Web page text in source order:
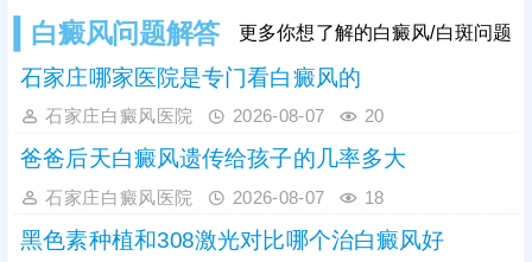
白癜风问题解答 更多你想了解的白癜风/白斑问题
石家庄哪家医院是专门看白癜风的
石家庄白癜风医院 2026-08-07 20
爸爸后天白癜风遗传给孩子的几率多大
石家庄白癜风医院 2026-08-07 18
黑色素种植和308激光对比哪个治白癜风好